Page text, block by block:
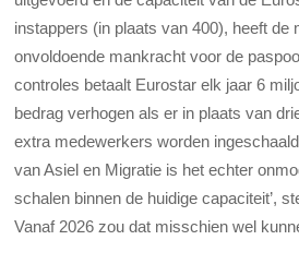
instappers (in plaats van 400), heeft de
onvoldoende mankracht voor de
controles betaalt Eurostar elk jaar 6
bedrag verhogen als er in plaats van
extra medewerkers worden
van Asiel en Migratie is het echter
schalen binnen de huidige capaciteit’,
Vanaf 2026 zou dat misschien wel